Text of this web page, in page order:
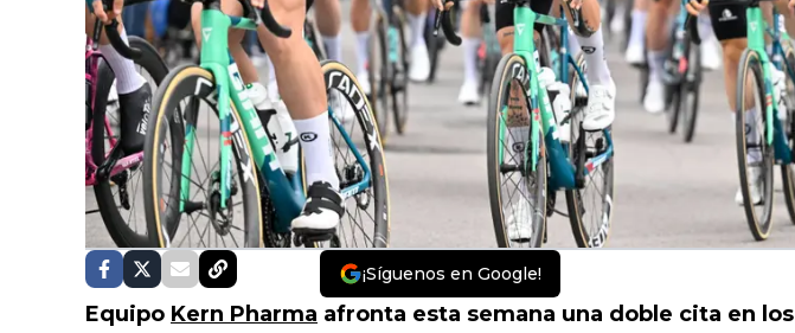
¡Síguenos en Google!
Equipo Kern Pharma afronta esta semana una doble cita en los